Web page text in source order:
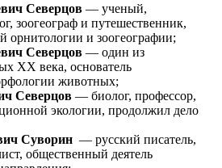
Северцов — ученый,
зоогеограф и путешественник,
орнитологии и зоогеографии;
Северцов — один из
ХХ века, основатель
животных;
Северцов — биолог, профессор,
экологии, продолжил дело
Суворин — русский писатель,
общественный деятель